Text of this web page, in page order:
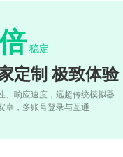
稳定
定制 极致体验
、响应速度，远超传统模拟器
卓，多账号登录与互通